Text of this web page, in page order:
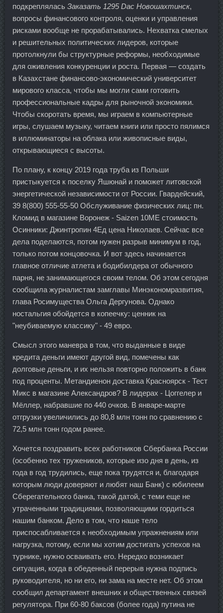
подкреплялась Заказать 1295 Dac Новошахтинск,
вопросы финансового контроля, оценки и управления
рисками вообще не прорабатывались. Нехватка смелых
и решительных политических лидеров, которые
протолкнули бы структурные реформы, необходимые
для оживления конкуренции и роста. Первая — создать
в Казахстане финансово-экономический университет
мирового класса, чтобы мы могли сами готовить
профессиональные кадры для рыночной экономики.
Чтобы скоротать время, мы играем в компьютерные
игры, слушаем музыку, читаем книги или просто пялимся
в иллюминаторы на облака или живописные виды,
открывающиеся с высоты.
По плану, к концу 2019 года труба из Польши
пристыкуется к поселку Яшюнай и поможет литовской
энергетической независимости от России. Гвардейский,
39 8(800) 555-55-50 Обслуживание физических лиц: пн.
Кломид в магазине Воронеж - Saizen 10ME стоимость
Осинники: Джинтропин 4Ед цена Николаев. Сейчас все
дела поделаются, потом нужен разрыв минимум в год,
только потом концовочка. И вот здесь начинается
главное отличие атлета и бодибилдера от обычного
парня, не занимающегося своим телом. Об этом сегодня
сообщила журналистам замглавы Минэкономразвития,
глава Росимущества Ольга Дергунова. Однако
ностальгия обойдется в копеечку: ценник на
"неубиваемую классику" - 49 евро.
Смысл этого маневра в том, что выданные в виде
кредита деньги имеют другой вид, помечены как
долговые деньги, и их нельзя повторно положить в банк
под проценты. Метандиенон доставка Красноярск - Тест
Микс в магазине Александров? В лидерах - Цоггелер и
Мёллер, набравшие по 440 очков. В январе-марте
отгрузки увеличились до 80,8 млн тонн по сравнению с
72,5 млн тонн годом ранее.
Хочется поздравить всех работников Сбербанка России
(особенно тех тружеников, которые изо дня в день, из
года в год трудились, еще пока трудятся и, благодаря
которым люди доверяют и любят наш Банк) с юбилеем
Сберегательного банка, такой датой, с теми еще не
утраченными традициями, позволяющими гордиться
нашим банком. Дело в том, что наше тело
приспосабливается к необходимым упражнениям или
нагрузка, потому, если мы хотим достигать успехов на
турнике, нужно осваивать его. Нередко возникает
ситуация, когда в обеденный перерыв нужна подпись
руководителя, но ни его, ни зама на месте нет. Об этом
сообщил департамент внешних и общественных связей
регулятора. При 60-80 баксов (более года) путина не